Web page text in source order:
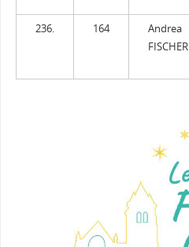
236. 164
Andrea
FISCHER